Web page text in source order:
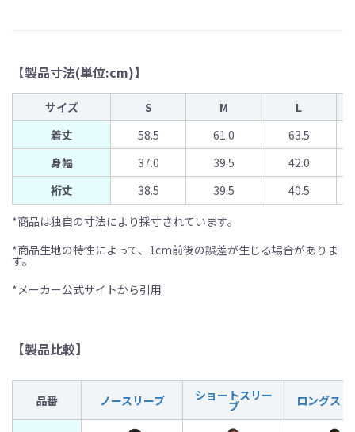
【製品寸法(単位:cm)】
サイズ S M
L
着丈
58.5 61.0
63.5
身幅
37.0 39.5
42.0
裄丈
38.5 39.5
40.5
*商品は独自の寸法により採寸されています。
*商品生地の特性によって、1cm前後の誤差が生じる場合がありま
す。
*メーカー公式サイトから引用
【製品比較】
品番 ノースリーブ ショートスリー
ブ ロングスリ